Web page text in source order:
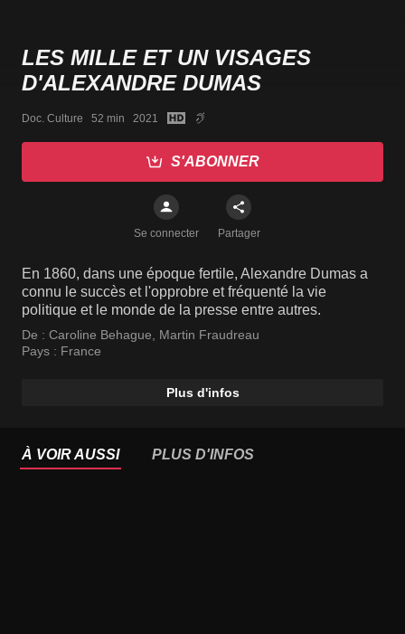
LES MILLE ET UN VISAGES
D'ALEXANDRE DUMAS
Doc. Culture   52 min   2021
S'ABONNER
Se connecter Partager
En 1860, dans une époque fertile, Alexandre Dumas a
connu le succès et l'opprobre et fréquenté la vie
politique et le monde de la presse entre autres.
De : Caroline Behague, Martin Fraudreau
Pays : France
Plus d'infos
À VOIR AUSSI PLUS D'INFOS